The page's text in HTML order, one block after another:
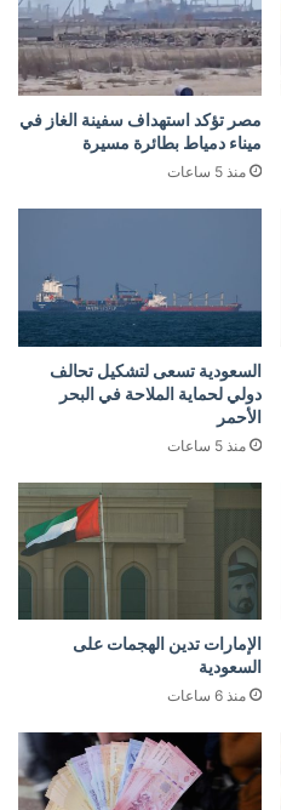
مصر تؤكد استهداف سفينة الغاز في
ميناء دمياط بطائرة مسيرة
منذ 5 ساعات
السعودية تسعى لتشكيل تحالف
دولي لحماية الملاحة في البحر
الأحمر
منذ 5 ساعات
الإمارات تدين الهجمات على
السعودية
منذ 6 ساعات